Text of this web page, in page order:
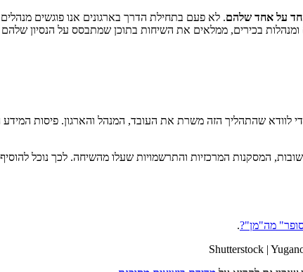
. לא פעם בתחילת הדרך בארגונים אנו פוגשים מנהלים
ומנהלות בכירים, ממלאים את השיחות בתוכן שמתבסס על הנסיון
שהתהליך הזה משרת את העובד, המנהל והארגון. פיסות המידע
המסקנות המרכזיות והתרשמויות שעלו מהשיחה. לכך נוכל
מה"מן"?.